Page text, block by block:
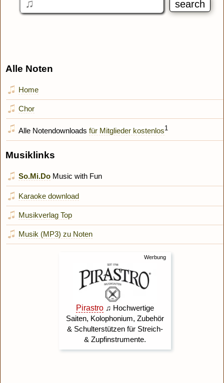
Alle Noten
Home
Chor
Alle Notendownloads für Mitglieder kostenlos1
Musiklinks
So.Mi.Do Music with Fun
Karaoke download
Musikverlag Top
Musik (MP3) zu Noten